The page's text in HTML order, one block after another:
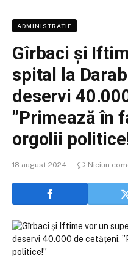
ADMINISTRATIE
Gîrbaci și
spital la
deservi
”Primează în
orgolii
18 august 2024 Niciun